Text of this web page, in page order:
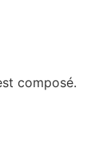
composé.